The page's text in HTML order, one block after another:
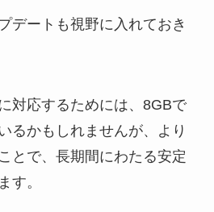
デートも視野に入れておき
対応するためには、8GBで
るかもしれませんが、より
とで、長期間にわたる安定
す。